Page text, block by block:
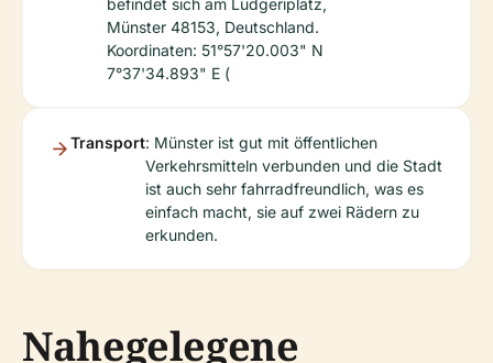
befindet sich am Ludgeriplatz,
Münster 48153, Deutschland.
Koordinaten: 51°57'20.003" N
7°37'34.893" E (
Transport: Münster ist gut mit öffentlichen
Verkehrsmitteln verbunden und die Stadt
ist auch sehr fahrradfreundlich, was es
einfach macht, sie auf zwei Rädern zu
erkunden.
Nahegelegene